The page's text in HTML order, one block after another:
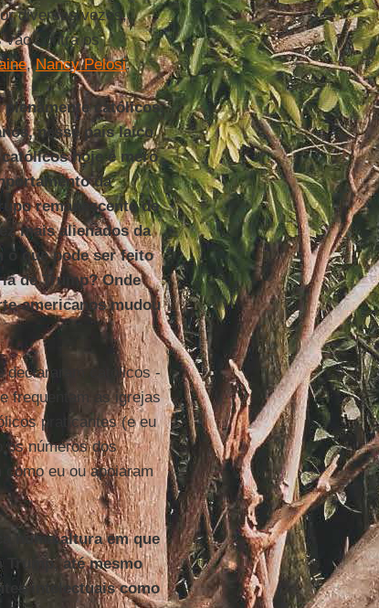
diversas vezes,
vão contra os
,Nancy Pelosi.
católicos,
nesse país laico
hoje é mero
da
remanescente de
mais alienados da
o que pode ser feito
de Trump? Onde
americanos mudou
declararam católicos -
frequentam as igrejas
praticantes (e eu
os números dos
eu ou apoiaram
numa altura em que
até mesmo
intelectuais como